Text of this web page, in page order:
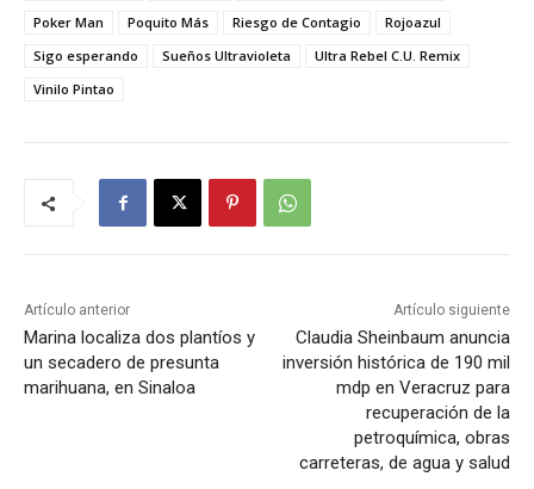
Poker Man
Poquito Más Riesgo de Contagio
Rojoazul
Sigo esperando
Sueños Ultravioleta
Ultra Rebel C.U. Remix
Vinilo Pintao
Artículo anterior
Marina localiza dos plantíos y
un secadero de presunta
marihuana, en Sinaloa
Artículo siguiente
Claudia Sheinbaum anuncia
inversión histórica de 190 mil
mdp en Veracruz para
recuperación de la
petroquímica, obras
carreteras, de agua y salud